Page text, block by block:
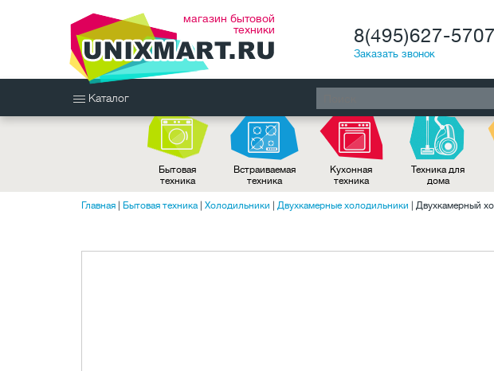
магазин бытовой
техники
8(495)627-5707
Заказать звонок
Каталог
Бытовая
техника
Встраиваемая
техника
Кухонная
техника
Техника для
дома
Главная Бытовая техника| Холодильники Двухкамерные холодильники Двухкамерный